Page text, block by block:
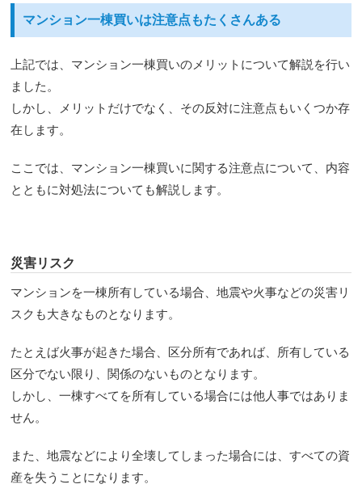
マンション一棟買いは注意点もたくさんある
上記では、マンション一棟買いのメリットについて解説を行い
ました。
しかし、メリットだけでなく、その反対に注意点もいくつか存
在します。
ここでは、マンション一棟買いに関する注意点について、内容
とともに対処法についても解説します。
災害リスク
マンションを一棟所有している場合、地震や火事などの災害リ
スクも大きなものとなります。
たとえば火事が起きた場合、区分所有であれば、所有している
区分でない限り、関係のないものとなります。
しかし、一棟すべてを所有している場合には他人事ではありま
せん。
また、地震などにより全壊してしまった場合には、すべての資
産を失うことになります。